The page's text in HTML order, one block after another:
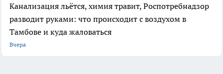
Канализация льётся, химия травит, Роспотребнадзор
разводит руками: что происходит с воздухом в
Тамбове и куда жаловаться
Вчера